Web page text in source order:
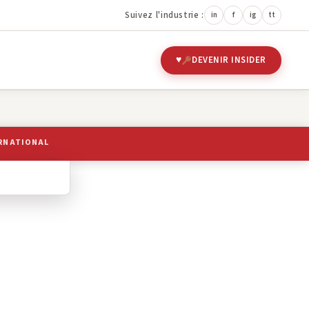
Suivez l'industrie : in f ig tt
DEVENIR INSIDER